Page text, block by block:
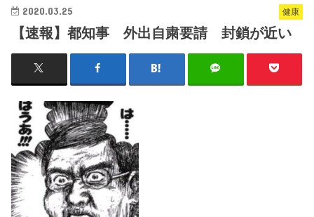
健康
2020.03.25
【速報】都知事 外出自粛要請 封鎖が近い